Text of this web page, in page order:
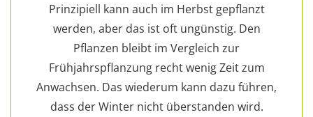
Prinzipiell kann auch im Herbst gepflanzt
werden, aber das ist oft ungünstig. Den
Pflanzen bleibt im Vergleich zur
Frühjahrspflanzung recht wenig Zeit zum
Anwachsen. Das wiederum kann dazu führen,
dass der Winter nicht überstanden wird.